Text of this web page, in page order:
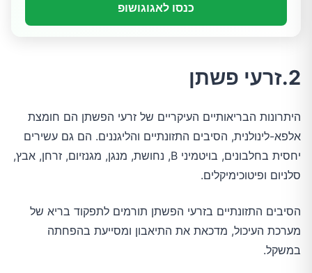
כנסו לאגוגושופ
2.זרעי פשתן
היתרונות הבריאותיים העיקריים של זרעי הפשתן הם חומצת
אלפא-לינולנית, הסיבים התזונתיים והליגננים. הם גם עשירים
יחסית בחלבונים, בויטמיני B, נחושת, מנגן, מגנזיום, זרחן, אבץ,
סלניום ופיטוכימיקלים.
הסיבים התזונתיים בזרעי הפשתן תורמים לתפקוד בריא של
מערכת העיכול, מדכאת את התיאבון ומסייעת בהפחתה
במשקל.